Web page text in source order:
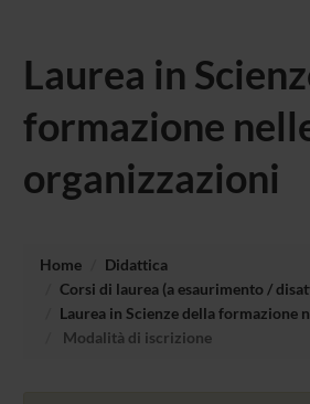
Laurea in
formazione
organizzazioni
Home
Didattica
Corsi di laurea (a esaurimento /
Laurea in Scienze della formazione
Modalità di iscrizione